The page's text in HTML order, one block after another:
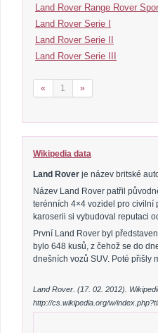
Land Rover Range Rover
Land Rover Serie I
Land Rover Serie II
Land Rover Serie III
« 1 »
Wikipedia data
Land Rover je název britské
Název Land Rover patřil
terénních 4×4 vozidel pro civilní
karoserii si vybudoval reputaci
První Land Rover byl
bylo 648 kusů, z čehož se do
dnešních vozů SUV. Poté přišly
Land Rover. (17. 02. 2012).
http://cs.wikipedia.org/w/